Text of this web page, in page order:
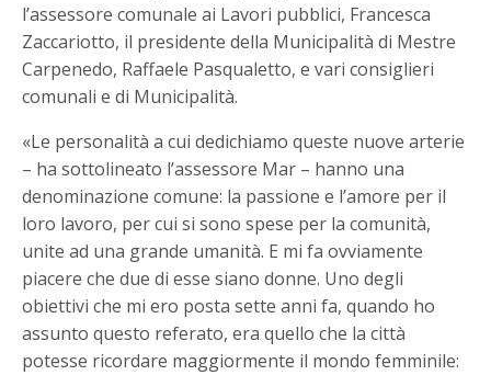
l’assessore comunale ai Lavori pubblici, Francesca
Zaccariotto, il presidente della Municipalità di Mestre
Carpenedo, Raffaele Pasqualetto, e vari consiglieri
comunali e di Municipalità.
«Le personalità a cui dedichiamo queste nuove arterie
– ha sottolineato l’assessore Mar – hanno una
denominazione comune: la passione e l’amore per il
loro lavoro, per cui si sono spese per la comunità,
unite ad una grande umanità. E mi fa ovviamente
piacere che due di esse siano donne. Uno degli
obiettivi che mi ero posta sette anni fa, quando ho
assunto questo referato, era quello che la città
potesse ricordare maggiormente il mondo femminile: